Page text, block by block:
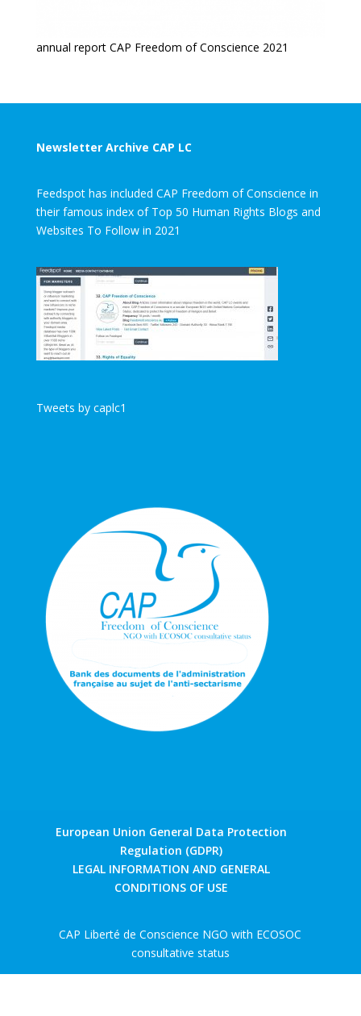
annual report CAP Freedom of Conscience 2021
Newsletter Archive CAP LC
Feedspot has included CAP Freedom of Conscience in
their famous index of Top 50 Human Rights Blogs and
Websites To Follow in 2021
Tweets by caplc1
European Union General Data Protection
Regulation (GDPR)
LEGAL INFORMATION AND GENERAL
CONDITIONS OF USE
CAP Liberté de Conscience NGO with ECOSOC
consultative status